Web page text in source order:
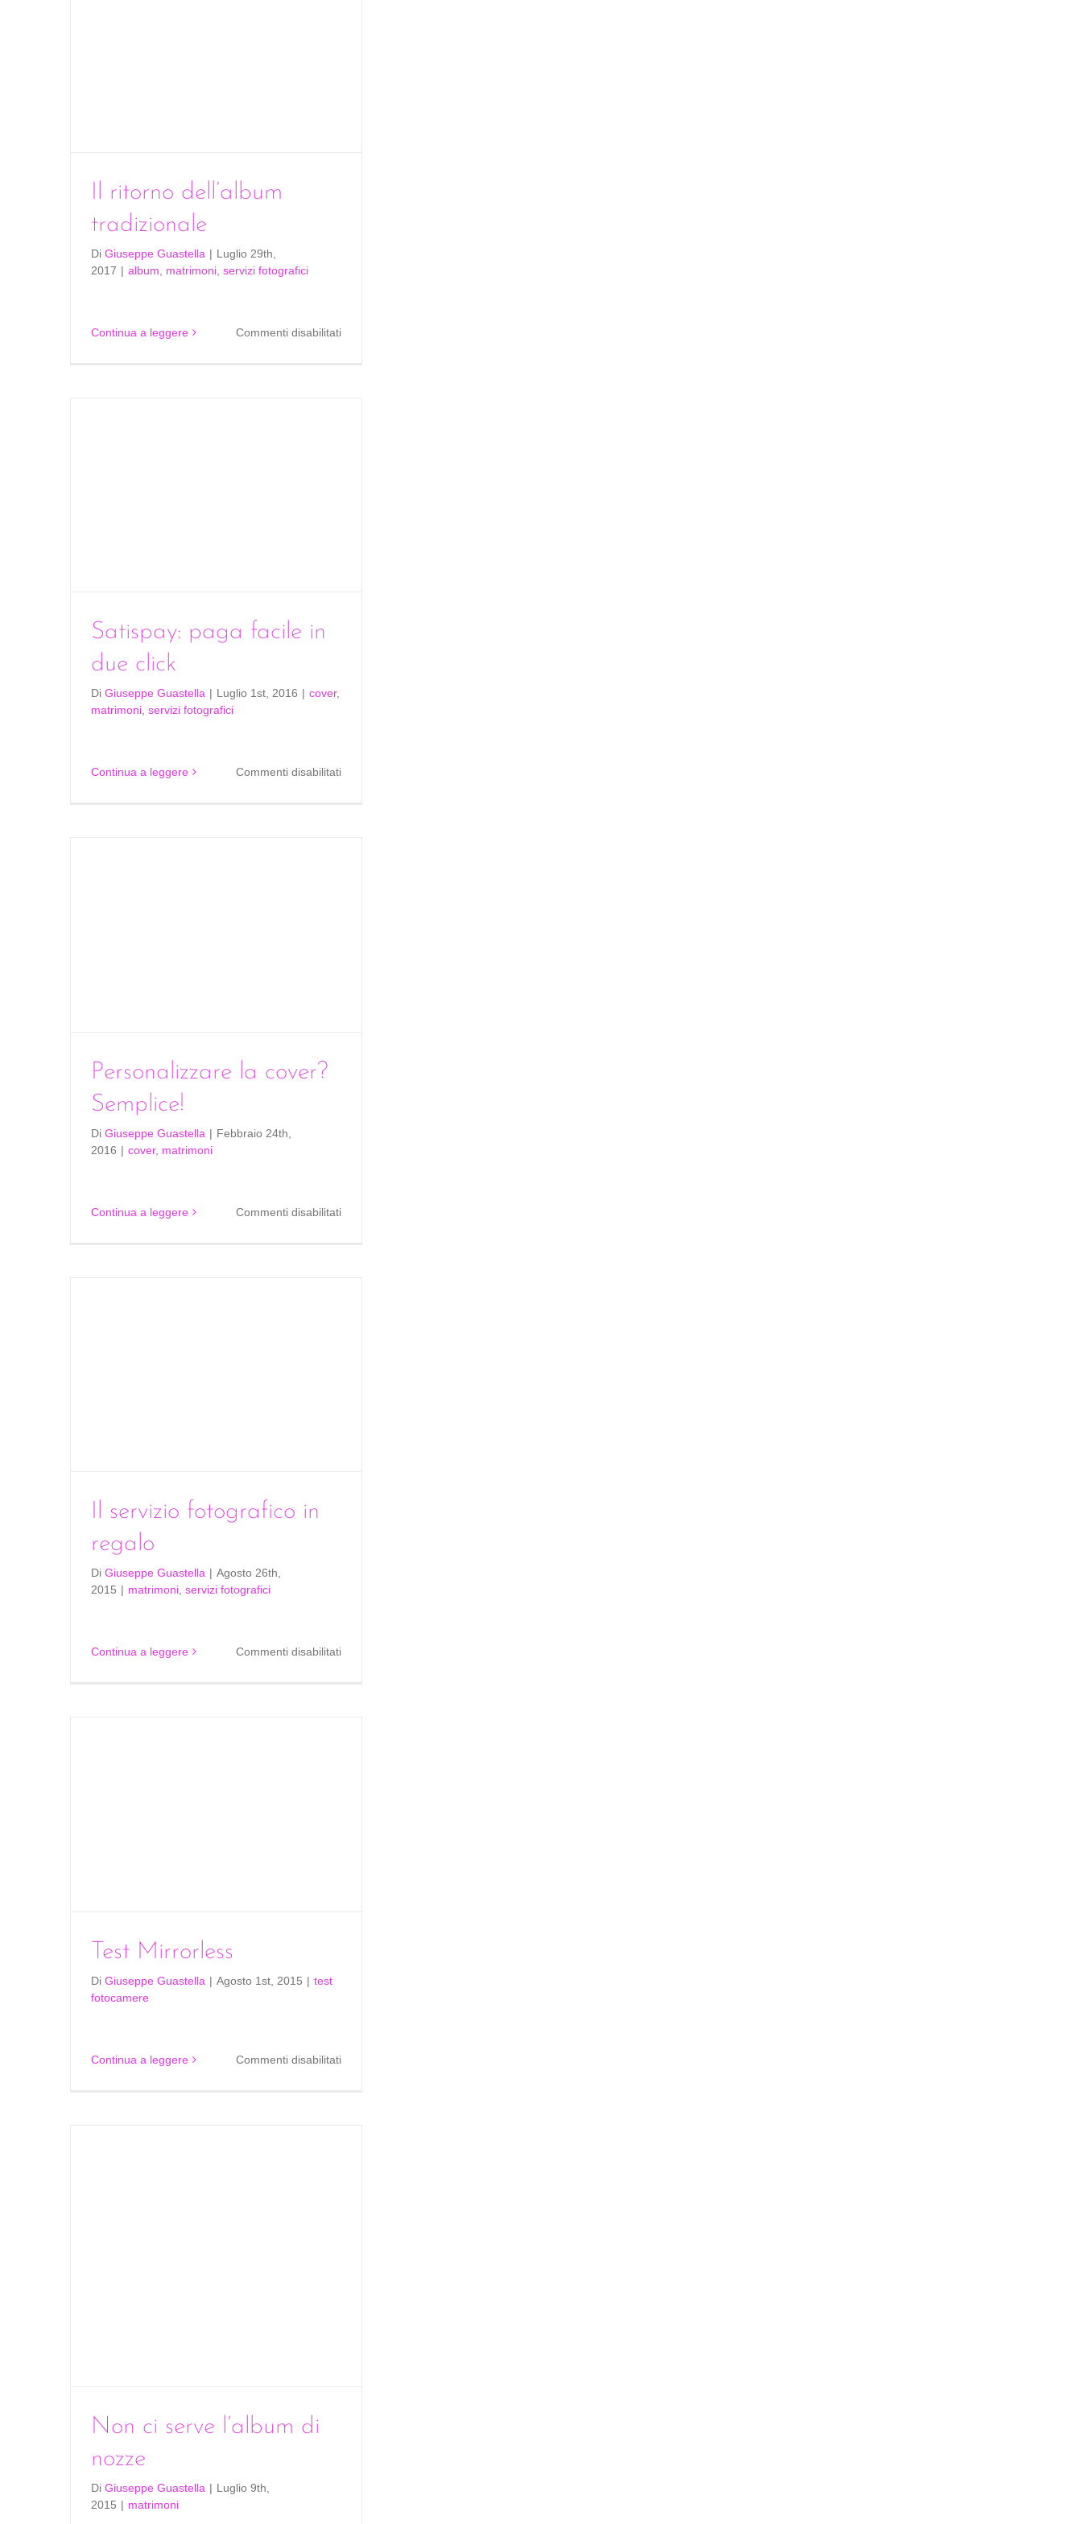
Il ritorno dell’album
tradizionale
Di Giuseppe Guastella | Luglio 29th,
2017 | album matrimoni servizi fotografici
Continua a leggere Commenti disabilitatisu
Satispay: paga facile in
due click
Di Giuseppe Guastella | Luglio 1st, 2016 | cover,
matrimoni, servizi fotografici
Continua a leggere Commenti disabilitatisu
Personalizzare la cover?
Semplice!
Di Giuseppe Guastella | Febbraio 24th,
2016 | cover, matrimoni
Continua a leggere Commenti disabilitatisu
Il servizio fotografico in
regalo
Di Giuseppe Guastella | Agosto 26th,
2015 | matrimoni servizi fotografici
Continua a leggere Commenti disabilitatisu
Test Mirrorless
Di Giuseppe Guastella | Agosto 1st, 2015 | test
fotocamere
Continua a leggere Commenti disabilitatisu
Non ci serve l’album di
nozze
Di Giuseppe Guastella | Luglio 9th,
2015 | matrimoni